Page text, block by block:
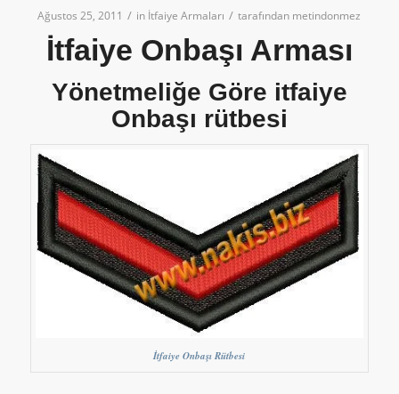
Ağustos 25, 2011 / in İtfaiye Armaları / tarafından metindonmez
İtfaiye Onbaşı Arması
Yönetmeliğe Göre itfaiye
Onbaşı rütbesi
İtfaiye Onbaşı Rütbesi